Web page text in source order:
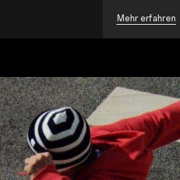
Mehr erfahren